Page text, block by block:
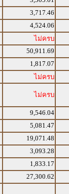
3,717.46
4,524.06
ไม่ครบ
50,911.69
1,817.07
ไม่ครบ
ไม่ครบ
9,546.04
5,081.47
19,071.48
3,093.28
1,833.17
27,300.62